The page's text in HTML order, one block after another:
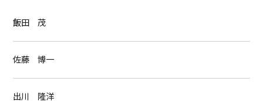
飯田 茂
佐藤 博一
出川 隆洋